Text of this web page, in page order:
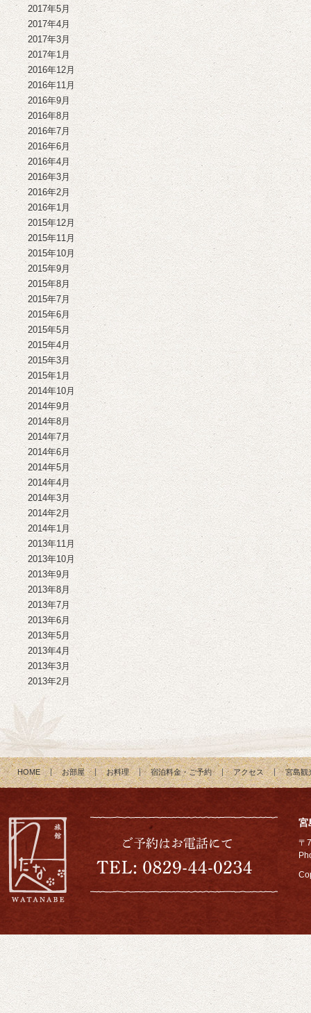
2017年5月
2017年4月
2017年3月
2017年1月
2016年12月
2016年11月
2016年9月
2016年8月
2016年7月
2016年6月
2016年4月
2016年3月
2016年2月
2016年1月
2015年12月
2015年11月
2015年10月
2015年9月
2015年8月
2015年7月
2015年6月
2015年5月
2015年4月
2015年3月
2015年1月
2014年10月
2014年9月
2014年8月
2014年7月
2014年6月
2014年5月
2014年4月
2014年3月
2014年2月
2014年1月
2013年11月
2013年10月
2013年9月
2013年8月
2013年7月
2013年6月
2013年5月
2013年4月
2013年3月
2013年2月
HOME お部屋 お料理 宿泊料金・ご予約 アクセス 宮島観
宮
〒